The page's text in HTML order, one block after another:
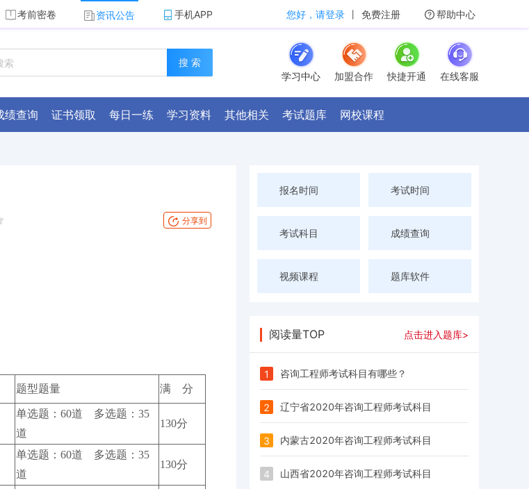
考前密卷 资讯公告 手机APP 您好，请登录 丨 免费注册 帮助中心
搜 索
学习中心
加盟合作 快捷开通 在线客服
绩查询 证书领取 每日一练 学习资料 其他相关 考试题库 网校课程
分享到
题型题量 满 分
单选题：60道 多选题：35
道
130分
单选题：60道 多选题：35
道
130分
报名时间 考试时间
考试科目 成绩查询
视频课程 题库软件
阅读量TOP 点击进入题库>
1 咨询工程师考试科目有哪些？
2 辽宁省2020年咨询工程师考试科目
3 内蒙古2020年咨询工程师考试科目
4 山西省2020年咨询工程师考试科目